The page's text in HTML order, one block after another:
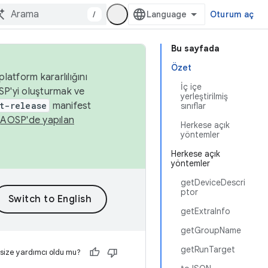
/ Oturum aç
Bu sayfada
Özet
İç içe
yerleştirilmiş
sınıflar
Herkese açık
yöntemler
Herkese açık
yöntemler
getDeviceDescri
ptor
getExtraInfo
getGroupName
getRunTarget
kararlılığını
oluşturmak ve
release manifest
AOSP'de yapılan
yardımcı oldu mu?